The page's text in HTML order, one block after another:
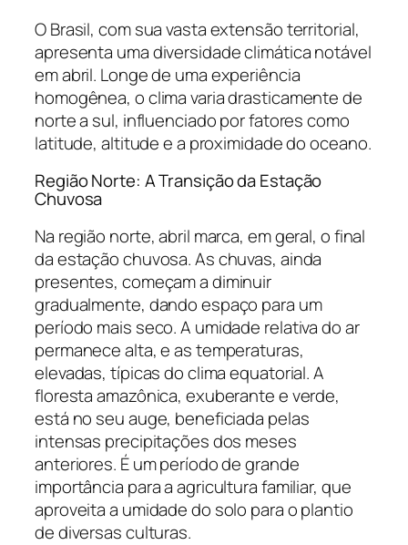
O Brasil, com sua vasta extensão territorial,
apresenta uma diversidade climática notável
em abril. Longe de uma experiência
homogênea, o clima varia drasticamente de
norte a sul, influenciado por fatores como
latitude, altitude e a proximidade do oceano.
Região Norte: A Transição da Estação
Chuvosa
Na região norte, abril marca, em geral, o final
da estação chuvosa. As chuvas, ainda
presentes, começam a diminuir
gradualmente, dando espaço para um
período mais seco. A umidade relativa do ar
permanece alta, e as temperaturas,
elevadas, típicas do clima equatorial. A
floresta amazônica, exuberante e verde,
está no seu auge, beneficiada pelas
intensas precipitações dos meses
anteriores. É um período de grande
importância para a agricultura familiar, que
aproveita a umidade do solo para o plantio
de diversas culturas.